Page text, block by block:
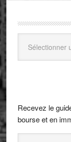
Recevez le
bourse et en